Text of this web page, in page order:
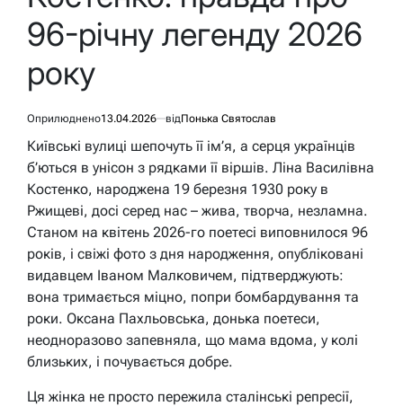
96-річну легенду 2026
року
Оприлюднено13.04.2026 відПонька Святослав
Київські вулиці шепочуть її ім’я, а серця українців
б’ються в унісон з рядками її віршів. Ліна Василівна
Костенко, народжена 19 березня 1930 року в
Ржищеві, досі серед нас – жива, творча, незламна.
Станом на квітень 2026-го поетесі виповнилося 96
років, і свіжі фото з дня народження, опубліковані
видавцем Іваном Малковичем, підтверджують:
вона тримається міцно, попри бомбардування та
роки. Оксана Пахльовська, донька поетеси,
неодноразово запевняла, що мама вдома, у колі
близьких, і почувається добре.
Ця жінка не просто пережила сталінські репресії,